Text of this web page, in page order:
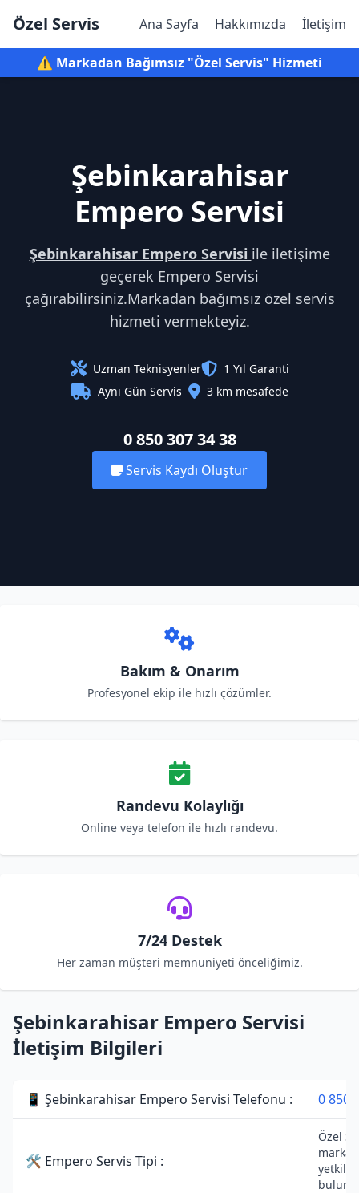
Özel Servis Ana Sayfa Hakkımızda İletişim
⚠️ Markadan Bağımsız "Özel Servis" Hizmeti
Şebinkarahisar
Empero Servisi
Şebinkarahisar Empero Servisi ile iletişime
geçerek Empero Servisi
çağırabilirsiniz.Markadan bağımsız özel servis
hizmeti vermekteyiz.
Uzman Teknisyenler
1 Yıl Garanti
Aynı Gün Servis
3 km mesafede
0 850 307 34 38
Servis Kaydı Oluştur
Bakım & Onarım
Profesyonel ekip ile hızlı çözümler.
Randevu Kolaylığı
Online veya telefon ile hızlı randevu.
7/24 Destek
Her zaman müşteri memnuniyeti önceliğimiz.
Şebinkarahisar Empero Servisi
İletişim Bilgileri
📱 Şebinkarahisar Empero Servisi Telefonu : 0 850
🛠 Empero Servis Tipi :
Özel
yetkili